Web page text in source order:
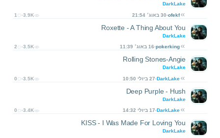
DarkLake
ofekf 30 באוג׳ 21:54 1 3.9K
Roxette - A Thing About You
DarkLake
pokerking 16 באוג׳ 11:39 2 3.5K
Rolling Stones-Angie
DarkLake
DarkLake 27 ביולי 10:50 0 3.5K
Deep Purple - Hush
DarkLake
DarkLake 17 ביולי 14:32 0 3.4K
KISS - I Was Made For Loving You
DarkLake